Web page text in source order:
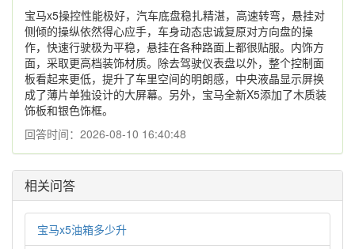
宝马x5操控性能极好，汽车底盘稳扎精湛，高速转弯，悬挂对
侧倾的操纵依然得心应手，车身动态忠诚复原对方向盘的操
作，快速行驶极为平稳，悬挂在各种路面上都很贴服。内饰方
面，采取更高档装饰材质。除去驾驶仪表盘以外，整个控制面
板看起来更低，提升了车里空间的明朗感，中央液晶显示屏换
成了薄片单独设计的大屏幕。另外，宝马全新X5添加了木质装
饰板和银色饰框。
回答时间：2026-08-10 16:40:48
相关问答
宝马x5油箱多少升